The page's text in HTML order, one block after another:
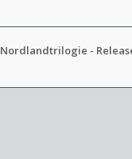
Nordlandtrilogie -